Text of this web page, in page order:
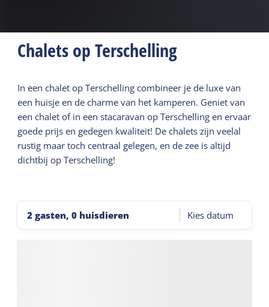
Chalets op Terschelling
In een chalet op Terschelling combineer je de luxe van
een huisje en de charme van het kamperen. Geniet van
een chalet of in een stacaravan op Terschelling en ervaar
goede prijs en gedegen kwaliteit! De chalets zijn veelal
rustig maar toch centraal gelegen, en de zee is altijd
dichtbij op Terschelling!
2 gasten, 0 huisdieren Kies datum